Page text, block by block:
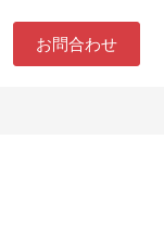
お問合わせ